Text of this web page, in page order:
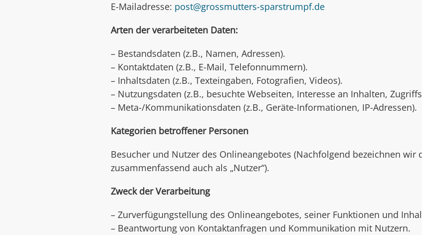
E-Mailadresse: post@grossmutters-sparstrumpf.de
Arten der verarbeiteten Daten:
– Bestandsdaten (z.B., Namen, Adressen).
– Kontaktdaten (z.B., E-Mail, Telefonnummern).
– Inhaltsdaten (z.B., Texteingaben, Fotografien, Videos).
– Nutzungsdaten (z.B., besuchte Webseiten, Interesse an Inhalten,
– Meta-/Kommunikationsdaten (z.B., Geräte-Informationen, IP-Adressen).
Kategorien betroffener Personen
Besucher und Nutzer des Onlineangebotes (Nachfolgend bezeichnen wir
zusammenfassend auch als „Nutzer“).
Zweck der Verarbeitung
– Zurverfügungstellung des Onlineangebotes, seiner Funktionen und
– Beantwortung von Kontaktanfragen und Kommunikation mit Nutzern.